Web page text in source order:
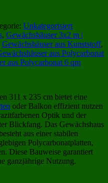
Unkategorisiert
, Gewächshäuser 3x2 m |
Gewächshäuser aus Kunststoff,
aus Polycarbonat
aus Polycarbonat 6 qm
311 x 235 cm bietet eine
oder Balkon effizient nutzen
Optik und der
Blickfang. Das Gewächshaus
aus einer stabilen
Polycarbonatplatten,
Diese Bauweise garantiert
ganzjährige Nutzung.